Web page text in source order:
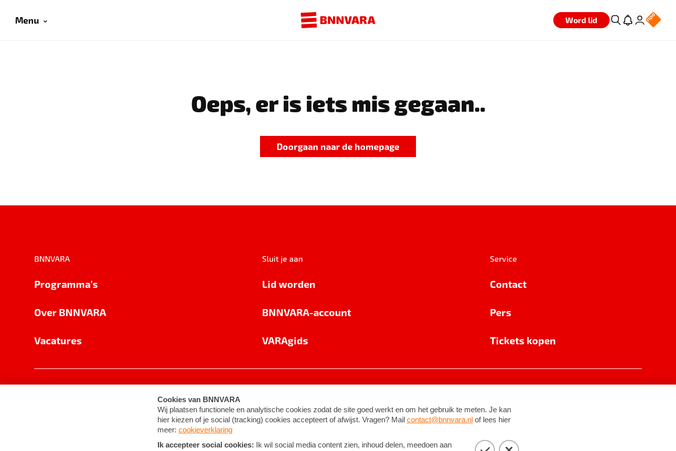
Menu Word lid
Oeps, er is iets mis gegaan..
Doorgaan naar de homepage
BNNVARA
Programma's
Over BNNVARA
Vacatures
Sluit je aan
Lid worden
BNNVARA-account
VARAgids
Service
Contact
Pers
Tickets kopen
Cookie-instellingen Algemene voorwaarden ©2026BNNVARA